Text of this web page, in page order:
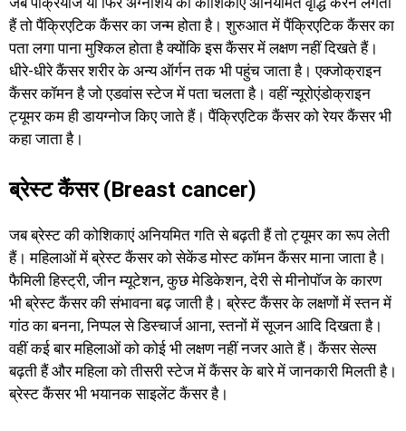
हैं तो पैंक्रिएटिक कैंसर का जन्म होता है। शुरुआत में पैंक्रिएटिक कैंसर का
पता लगा पाना मुश्किल होता है क्योंकि इस कैंसर में लक्षण नहीं दिखते हैं।
धीरे-धीरे कैंसर शरीर के अन्य ऑर्गन तक भी पहुंच जाता है। एक्जोक्राइन
कैंसर कॉमन है जो एडवांस स्टेज में पता चलता है। वहीं न्यूरोएंडोक्राइन
ट्यूमर कम ही डायग्नोज किए जाते हैं। पैंक्रिएटिक कैंसर को रेयर कैंसर भी
कहा जाता है।
ब्रेस्ट कैंसर (Breast cancer)
जब ब्रेस्ट की कोशिकाएं अनियमित गति से बढ़ती हैं तो ट्यूमर का रूप लेती
हैं। महिलाओं में ब्रेस्ट कैंसर को सेकेंड मोस्ट कॉमन कैंसर माना जाता है।
फैमिली हिस्ट्री, जीन म्यूटेशन, कुछ मेडिकेशन, देरी से मीनोपॉज के कारण
भी ब्रेस्ट कैंसर की संभावना बढ़ जाती है। ब्रेस्ट कैंसर के लक्षणों में स्तन में
गांठ का बनना, निप्पल से डिस्चार्ज आना, स्तनों में सूजन आदि दिखता है।
वहीं कई बार महिलाओं को कोई भी लक्षण नहीं नजर आते हैं। कैंसर सेल्स
बढ़ती हैं और महिला को तीसरी स्टेज में कैंसर के बारे में जानकारी मिलती है।
ब्रेस्ट कैंसर भी भयानक साइलेंट कैंसर है।